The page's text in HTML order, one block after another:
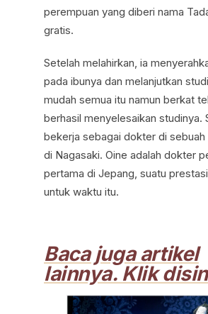
perempuan yang diberi nama
gratis.
Setelah melahirkan, ia
pada ibunya dan melanjutkan
mudah semua itu namun berkat
berhasil menyelesaikan studinya.
bekerja sebagai dokter di sebuah
di Nagasaki. Oine adalah dokter
pertama di Jepang, suatu
untuk waktu itu.
Baca juga artikel
lainnya. Klik